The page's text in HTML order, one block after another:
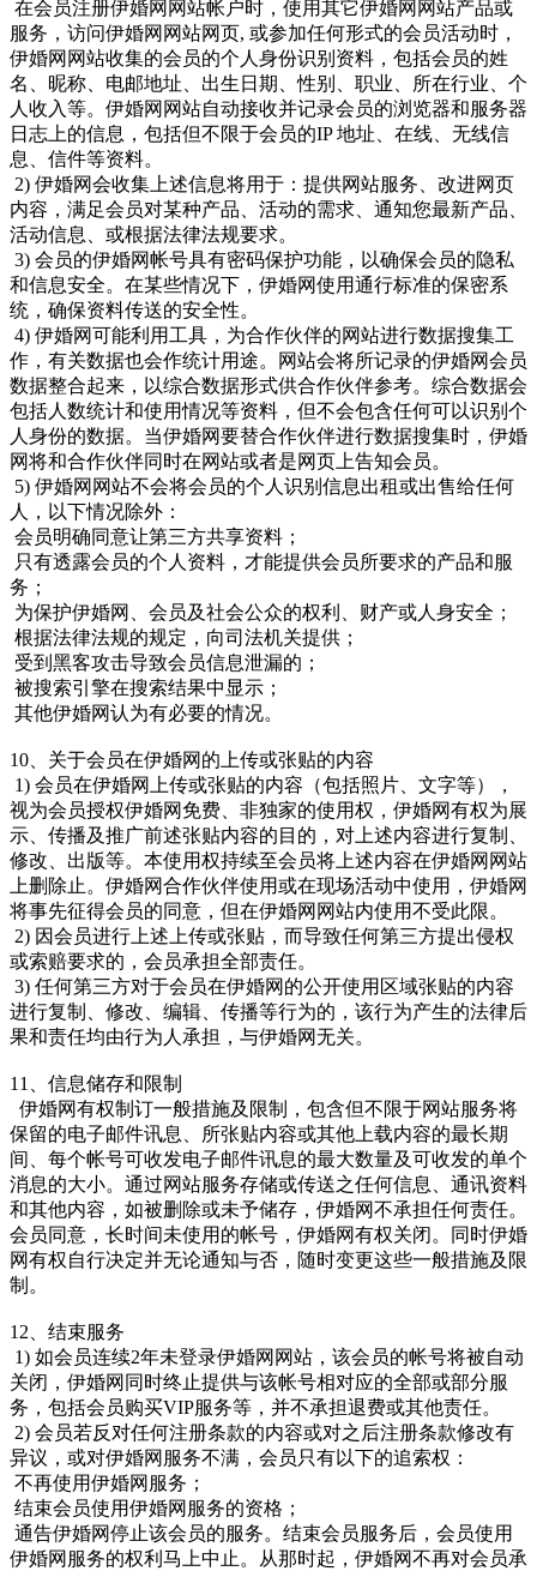
在会员注册伊婚网网站帐户时，使用其它伊婚网网站产品或
服务，访问伊婚网网站网页, 或参加任何形式的会员活动时，
伊婚网网站收集的会员的个人身份识别资料，包括会员的姓
名、昵称、电邮地址、出生日期、性别、职业、所在行业、个
人收入等。伊婚网网站自动接收并记录会员的浏览器和服务器
日志上的信息，包括但不限于会员的IP 地址、在线、无线信
息、信件等资料。
2) 伊婚网会收集上述信息将用于：提供网站服务、改进网页
内容，满足会员对某种产品、活动的需求、通知您最新产品、
活动信息、或根据法律法规要求。
3) 会员的伊婚网帐号具有密码保护功能，以确保会员的隐私
和信息安全。在某些情况下，伊婚网使用通行标准的保密系
统，确保资料传送的安全性。
4) 伊婚网可能利用工具，为合作伙伴的网站进行数据搜集工
作，有关数据也会作统计用途。网站会将所记录的伊婚网会员
数据整合起来，以综合数据形式供合作伙伴参考。综合数据会
包括人数统计和使用情况等资料，但不会包含任何可以识别个
人身份的数据。当伊婚网要替合作伙伴进行数据搜集时，伊婚
网将和合作伙伴同时在网站或者是网页上告知会员。
5) 伊婚网网站不会将会员的个人识别信息出租或出售给任何
人，以下情况除外：
会员明确同意让第三方共享资料；
只有透露会员的个人资料，才能提供会员所要求的产品和服
务；
为保护伊婚网、会员及社会公众的权利、财产或人身安全；
根据法律法规的规定，向司法机关提供；
受到黑客攻击导致会员信息泄漏的；
被搜索引擎在搜索结果中显示；
其他伊婚网认为有必要的情况。
10、关于会员在伊婚网的上传或张贴的内容
1) 会员在伊婚网上传或张贴的内容（包括照片、文字等），
视为会员授权伊婚网免费、非独家的使用权，伊婚网有权为展
示、传播及推广前述张贴内容的目的，对上述内容进行复制、
修改、出版等。本使用权持续至会员将上述内容在伊婚网网站
上删除止。伊婚网合作伙伴使用或在现场活动中使用，伊婚网
将事先征得会员的同意，但在伊婚网网站内使用不受此限。
2) 因会员进行上述上传或张贴，而导致任何第三方提出侵权
或索赔要求的，会员承担全部责任。
3) 任何第三方对于会员在伊婚网的公开使用区域张贴的内容
进行复制、修改、编辑、传播等行为的，该行为产生的法律后
果和责任均由行为人承担，与伊婚网无关。
11、信息储存和限制
伊婚网有权制订一般措施及限制，包含但不限于网站服务将
保留的电子邮件讯息、所张贴内容或其他上载内容的最长期
间、每个帐号可收发电子邮件讯息的最大数量及可收发的单个
消息的大小。通过网站服务存储或传送之任何信息、通讯资料
和其他内容，如被删除或未予储存，伊婚网不承担任何责任。
会员同意，长时间未使用的帐号，伊婚网有权关闭。同时伊婚
网有权自行决定并无论通知与否，随时变更这些一般措施及限
制。
12、结束服务
1) 如会员连续2年未登录伊婚网网站，该会员的帐号将被自动
关闭，伊婚网同时终止提供与该帐号相对应的全部或部分服
务，包括会员购买VIP服务等，并不承担退费或其他责任。
2) 会员若反对任何注册条款的内容或对之后注册条款修改有
异议，或对伊婚网服务不满，会员只有以下的追索权：
不再使用伊婚网服务；
结束会员使用伊婚网服务的资格；
通告伊婚网停止该会员的服务。结束会员服务后，会员使用
伊婚网服务的权利马上中止。从那时起，伊婚网不再对会员承